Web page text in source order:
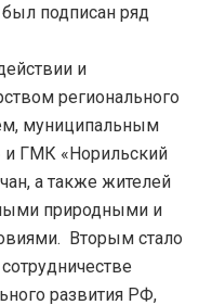
подписан ряд
и
регионального
муниципальным
и ГМК «Норильский
а также жителей
природными и
Вторым стало
развития РФ,